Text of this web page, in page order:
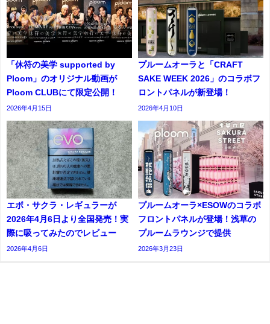
「休符の美学 supported by
Ploom」のオリジナル動画が
Ploom CLUBにて限定公開！
2026年4月15日
プルームオーラと「CRAFT
SAKE WEEK 2026」のコラボフ
ロントパネルが新登場！
2026年4月10日
エボ・サクラ・レギュラーが
2026年4月6日より全国発売！実
際に吸ってみたのでレビュー
2026年4月6日
プルームオーラ×ESOWのコラボ
フロントパネルが登場！浅草の
プルームラウンジで提供
2026年3月23日